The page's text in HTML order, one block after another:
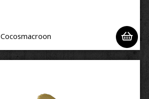
Cocosmacroon